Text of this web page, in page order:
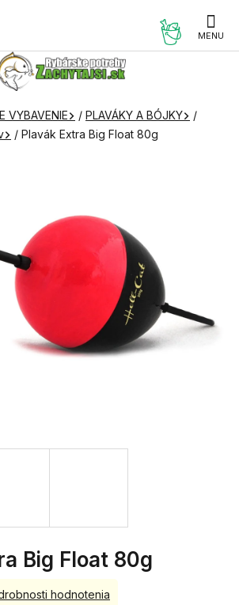
VYBAVENIE / PLAVÁKY A BÓJKY
/
/ Plavák Extra Big Float 80g
Big Float 80g
hodnotenia